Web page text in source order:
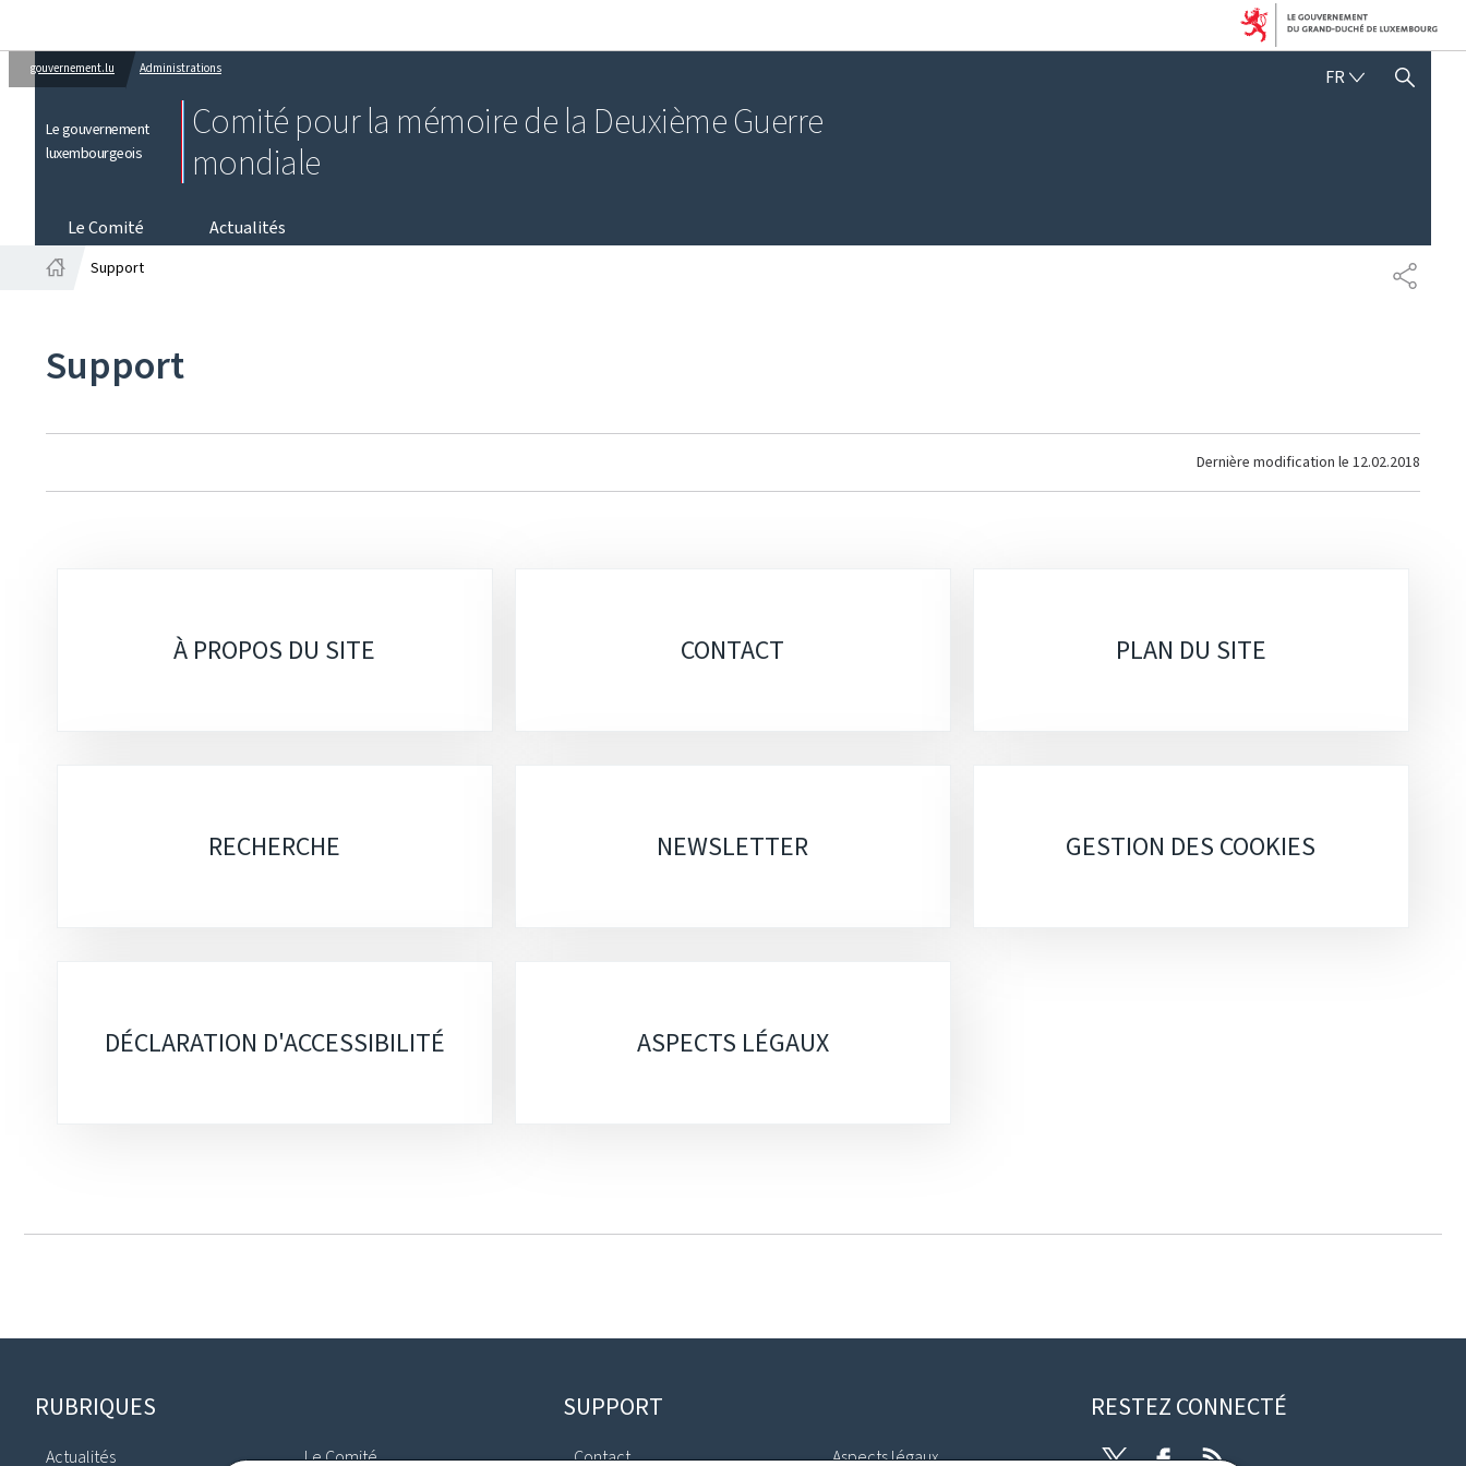
gouvernement.lu Administrations
Le gouvernement
luxembourgeois
Comité pour la mémoire de la Deuxième Guerre
mondiale
FRFRANÇAIS
AFFICHER / MASQUER
Le Comité
Actualités
Support
Support
Dernière modification le 12.02.2018
À PROPOS DU SITE CONTACT PLAN DU SITE
RECHERCHE NEWSLETTER GESTION DES COOKIES
DÉCLARATION D'ACCESSIBILITÉ ASPECTS LÉGAUX
Pied
de
RUBRIQUES
Actualités Le Comité
SUPPORT
Contact Aspects légaux
RESTEZ CONNECTÉ
TwitterFacebook
RSS